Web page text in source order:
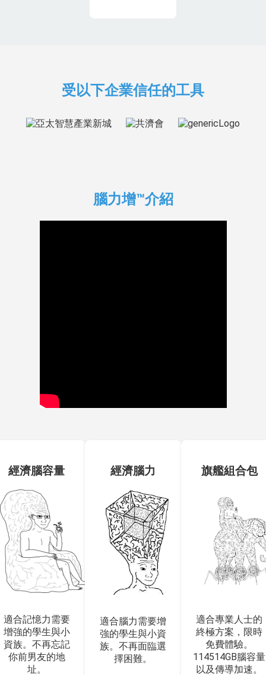
受以下企業信任的工具
腦力增™介紹
經濟腦容量
適合記憶力需要
增強的學生與小
資族。不再忘記
你前男友的地
址。
經濟腦力
適合腦力需要增
強的學生與小資
族。不再面臨選
擇困難。
旗艦組合包
適合專業人士的
終極方案，限時
免費體驗。
114514GB腦容量
以及傳導加速。